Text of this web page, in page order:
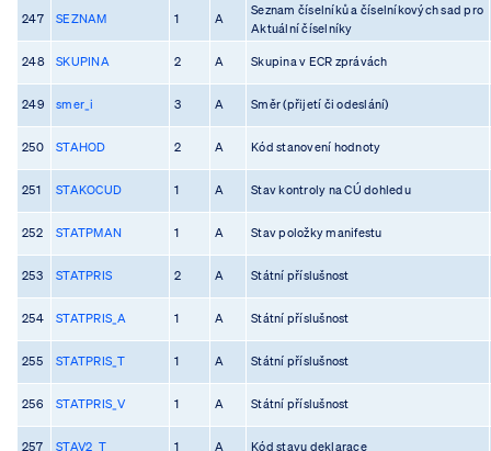
247 SEZNAM 1 A
Seznam číselníků a číselníkových sad pro
Aktuální číselníky
248 SKUPINA 2 A Skupina v ECR zprávách
249 smer_i 3 A Směr (přijetí či odeslání)
250 STAHOD 2 A Kód stanovení hodnoty
251 STAKOCUD 1 A Stav kontroly na CÚ dohledu
252 STATPMAN 1 A Stav položky manifestu
253 STATPRIS 2 A Státní příslušnost
254 STATPRIS_A 1 A Státní příslušnost
255 STATPRIS_T 1 A Státní příslušnost
256 STATPRIS_V 1 A Státní příslušnost
257 STAV2_T 1 A Kód stavu deklarace